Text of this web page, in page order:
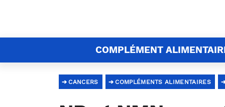
COMPLÉMENT
CANCERS COMPLÉMENTS ALIMENTAIRES